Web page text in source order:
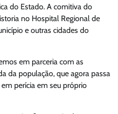
do Estado. A comitiva do
no Hospital Regional de
e outras cidades do
em parceria com as
da população, que agora passa
perícia em seu próprio